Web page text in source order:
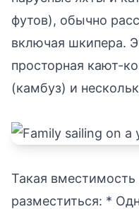
футов), обычно
включая шкипера.
просторная кают-
(камбуз) и
Такая
разместиться: *